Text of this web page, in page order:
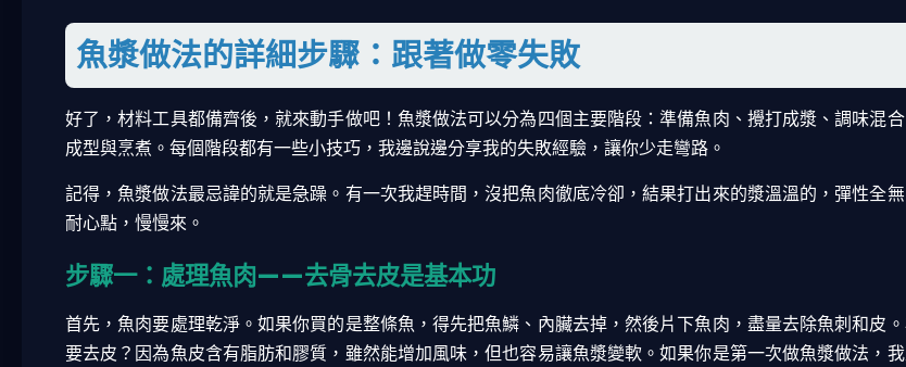
魚漿做法的詳細步驟：跟著做零失敗
好了，材料工具都備齊後，就來動手做吧！魚漿做法可以分為四個主要階段：準備魚肉、攪打成漿、調味混
成型與烹煮。每個階段都有一些小技巧，我邊說邊分享我的失敗經驗，讓你少走彎路。
記得，魚漿做法最忌諱的就是急躁。有一次我趕時間，沒把魚肉徹底冷卻，結果打出來的漿溫溫的，彈性全
耐心點，慢慢來。
步驟一：處理魚肉——去骨去皮是基本功
首先，魚肉要處理乾淨。如果你買的是整條魚，得先把魚鱗、內臟去掉，然後片下魚肉，盡量去除魚刺和皮
要去皮？因為魚皮含有脂肪和膠質，雖然能增加風味，但也容易讓魚漿變軟。如果你是第一次做魚漿做法，